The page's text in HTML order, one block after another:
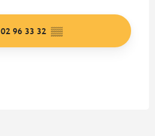
02 96 33 32 ▒▒